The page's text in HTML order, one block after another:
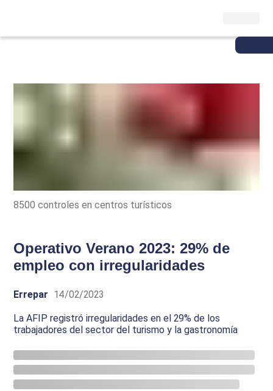
8500 controles en centros turísticos
Operativo Verano 2023: 29% de
empleo con irregularidades
Errepar 14/02/2023
La AFIP registró irregularidades en el 29% de los
trabajadores del sector del turismo y la gastronomía